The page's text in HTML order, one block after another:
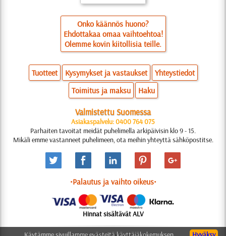
Onko käännös huono?
Ehdottakaa omaa vaihtoehtoa!
Olemme kovin kiitollisia teille.
Tuotteet Kysymykset ja vastaukset
Yhteystiedot
Toimitus ja maksu
Haku
Valmistettu Suomessa
Asiakaspalvelu: 0400 764 075
Parhaiten tavoitat meidät puhelimella arkipäivisin klo 9 - 15.
Mikäli emme vastanneet puhelimeen, ota meihin yhteyttä sähköpostitse.
•Palautus ja vaihto oikeus•
Hinnat sisältävät ALV